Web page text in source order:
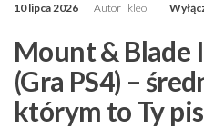
10 lipca 2026 Autor kleo
Mount & Blade
(Gra PS4) –
którym to Ty